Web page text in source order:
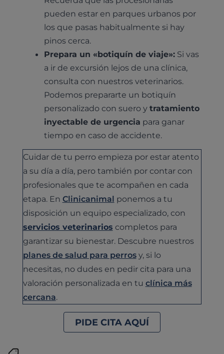
Leishmaniasis
Revisión general y/o geriátrica
Todos los servicios
Urología y nefrología
Cardiología
Medicina felina
Animales Exóticos
Todas las especialidades
pueden estar en parques urbanos por
los que pasas habitualmente si hay
pinos cerca.
Prepara un «botiquín de viaje»: Si vas
a ir de excursión lejos de una clínica,
consulta con nuestros veterinarios.
Podemos prepararte un botiquín
personalizado con suero ytratamiento
inyectable de urgencia para ganar
tiempo en caso de accidente.
Cuidar de tu perro empieza por estar atento
a su día a día, pero también por contar con
profesionales que te acompañen en cada
etapa. En Clinicanimal ponemos a tu
disposición un equipo especializado, con
servicios veterinarios completos para
garantizar su bienestar. Descubre nuestros
planes de salud para perrosy, si lo
necesitas, no dudes en pedir cita para una
valoración personalizada en tu clínica más
cercana.
PIDE CITA AQUÍ